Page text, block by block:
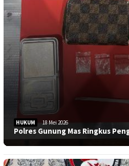
HUKUM 18 Mei 2026
Polres Gunung Mas Ringkus